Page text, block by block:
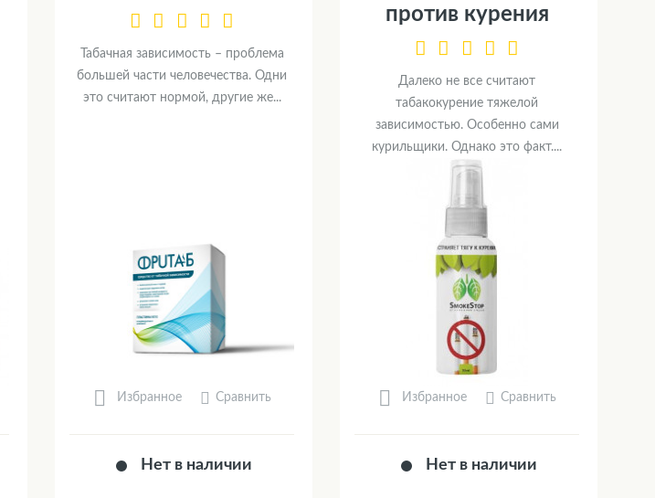
Табачная зависимость – проблема
большей части человечества. Одни
это считают нормой, другие же...
Избранное Сравнить
Нет в наличии
против курения
Далеко не все считают
табакокурение тяжелой
зависимостью. Особенно сами
курильщики. Однако это факт....
Избранное Сравнить
Нет в наличии